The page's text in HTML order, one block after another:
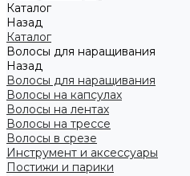
Каталог
Назад
Каталог
Волосы для наращивания
Назад
Волосы для наращивания
Волосы на капсулах
Волосы на лентах
Волосы на трессе
Волосы в срезе
Инструмент и аксессуары
Постижи и парики